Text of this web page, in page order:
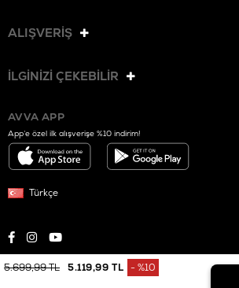
5.699,99 TL 5.119,99 TL %10
ALIŞVERİŞ
İLGİNİZİ ÇEKEBİLİR
AVVA APP
App’e özel ilk alışverişe %10 indirim!
Türkçe
© 2025 AVVA. Tüm hakları saklıdır.